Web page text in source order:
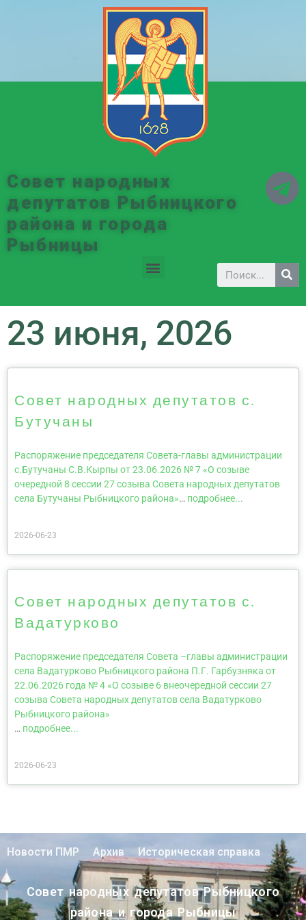
Совет народных
депутатов Рыбницкого
района и города
Рыбницы
23 июня, 2026
Совет народных депутатов с.
Бутучаны
Распоряжение председателя Совета-главы администрации
с.Бутучаны С.В.Кырпы от 23.06.2026 № 7 «О созыве
очередной 8 сессии 27 созыва Совета народных депутатов
села Бутучаны Рыбницкого района»… подробнее...
2026-06-23
Совет народных депутатов с.
Вадатурково
Распоряжение председателя Совета –главы администрации
села Вадатурково Рыбницкого района П.Г. Гарбузняка от
22.06.2026 года № 4 «О созыве 6 внеочередной сессии 27
созыва Совета народных депутатов села Вадатурково
Рыбницкого района»
… подробнее...
2026-06-23
Новости ПМР Архив Историческая справка
Совет народных депутатов Рыбницкого
района и города Рыбницы